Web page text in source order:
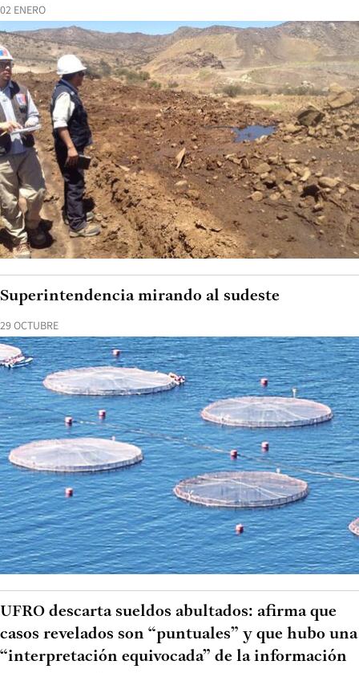
02 ENERO
29 OCTUBRE
Superintendencia mirando al sudeste
UFRO descarta sueldos abultados: afirma que
casos revelados son “puntuales” y que hubo una
“interpretación equivocada” de la información